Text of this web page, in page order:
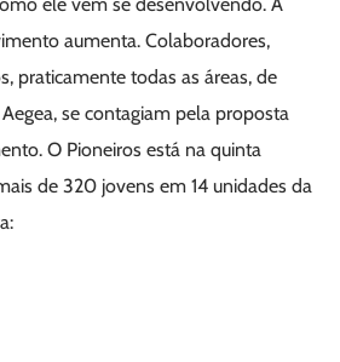
aumenta. Colaboradores,
praticamente todas as áreas, de
se contagiam pela proposta
O Pioneiros está na quinta
de 320 jovens em 14 unidades da